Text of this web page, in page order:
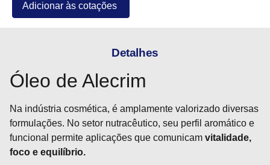
Adicionar às cotações
Detalhes
Óleo de Alecrim
Na indústria cosmética, é amplamente valorizado diversas
formulações. No setor nutracêutico, seu perfil aromático e
funcional permite aplicações que comunicam vitalidade,
foco e equilíbrio.